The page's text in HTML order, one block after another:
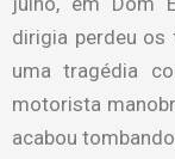
dirigia perdeu os
uma tragédia
motorista
acabou tombando.